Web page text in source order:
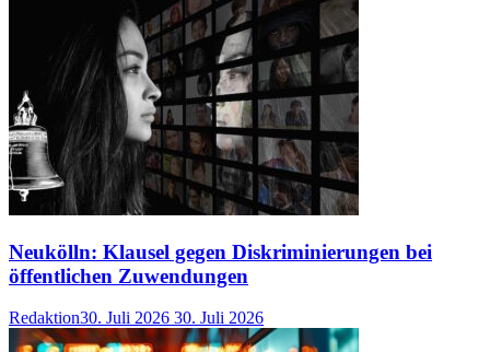
Neukölln: Klausel gegen Diskriminierungen bei
öffentlichen Zuwendungen
Redaktion30. Juli 2026 30. Juli 2026